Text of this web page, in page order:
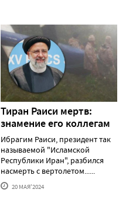
Тиран Раиси мертв:
знамение его коллегам
Ибрагим Раиси, президент так
называемой "Исламской
Республики Иран", разбился
насмерть с вертолетом......
20 МАЯ'2024